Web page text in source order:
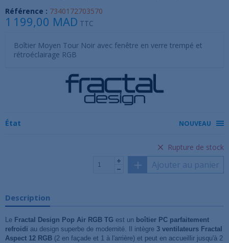
Référence : 7340172703570
1 199,00 MAD TTC
Boîtier Moyen Tour Noir avec fenêtre en verre trempé et
rétroéclairage RGB
État NOUVEAU
Rupture de stock
Ajouter au panier
Description
Le Fractal Design Pop Air RGB TG est un boîtier PC parfaitement
refroidi au design superbe de modernité. Il intègre 3 ventilateurs Fractal
Aspect 12 RGB (2 en façade et 1 à l'arrière) et peut en accueillir jusqu'à 2